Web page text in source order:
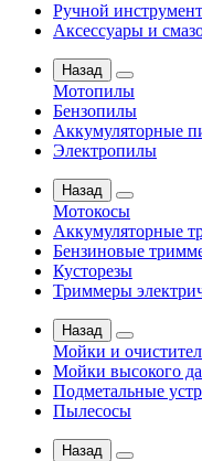
Ручной инструмент
Аксессуары и
Назад
Мотопилы
Бензопилы
Аккумуляторные
Электропилы
Назад
Мотокосы
Аккумуляторные
Бензиновые
Кусторезы
Триммеры
Назад
Мойки и
Мойки высокого
Подметальные
Пылесосы
Назад